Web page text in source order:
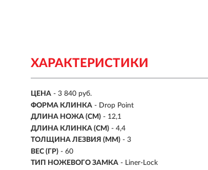
ХАРАКТЕРИСТИКИ
ЦЕНА - 3 840 руб.
ФОРМА КЛИНКА - Drop Point
ДЛИНА НОЖА (СМ) - 12,1
ДЛИНА КЛИНКА (СМ) - 4,4
ТОЛЩИНА ЛЕЗВИЯ (ММ) - 3
ВЕС (ГР) - 60
ТИП НОЖЕВОГО ЗАМКА - Liner-Lock